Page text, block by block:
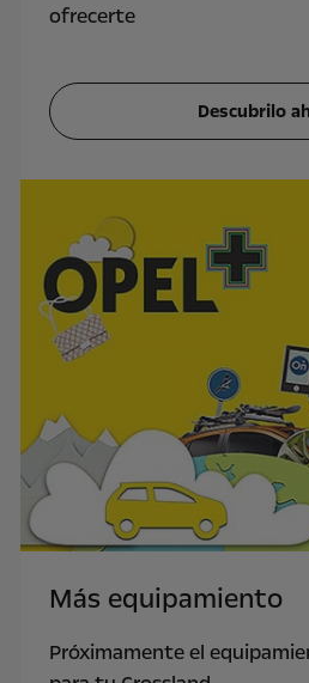
ofrecerte
Descubrilo
Más equipamiento
Próximamente el